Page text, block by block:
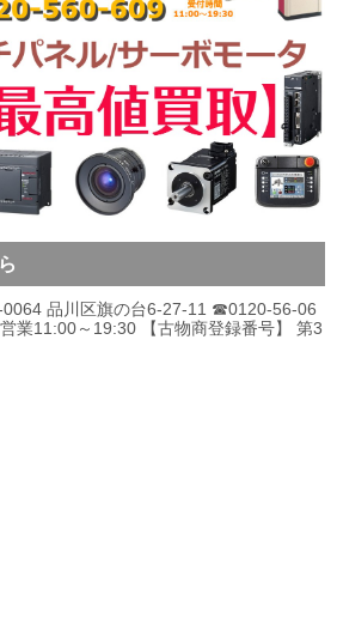
0064 品川区旗の台6-27-11 ☎0120-56-06
業11:00～19:30 【古物商登録番号】 第3